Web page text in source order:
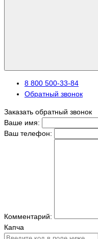
8 800 500-33-84
Обратный звонок
Заказать обратный звонок
Ваше имя:
Ваш телефон:
Комментарий:
Капча